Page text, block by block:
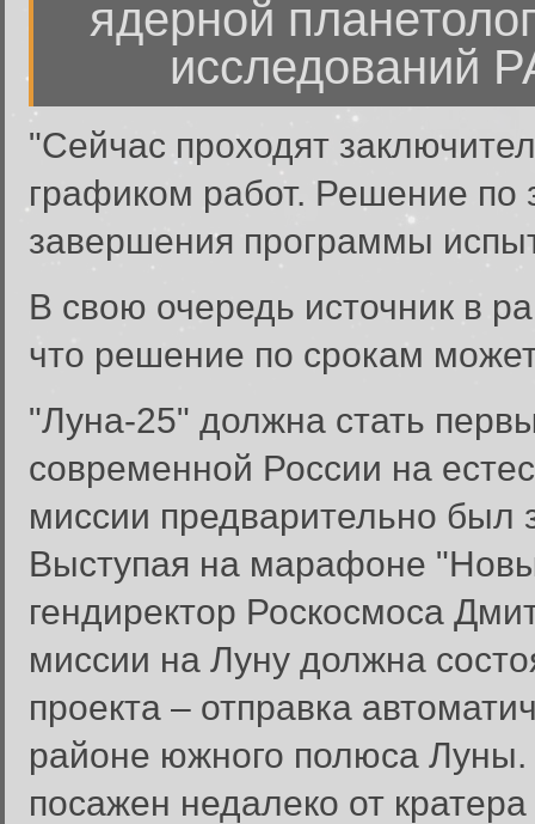
ядерной
исследований
"Сейчас проходят
графиком работ. Решение по
завершения программы
В свою очередь источник в
что решение по срокам
"Луна-25" должна стать
современной России на
миссии предварительно был
Выступая на марафоне
гендиректор Роскосмоса
миссии на Луну должна
проекта – отправка
районе южного полюса Луны.
посажен недалеко от кратера
Вход в систему
Введите имя пользователя и
Вход в систему
Имя пользователя: